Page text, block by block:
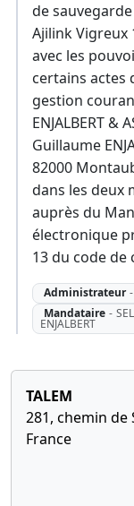
de
Ajilink Vigreux
avec les
certains actes
gestion
ENJALBERT &
Guillaume
82000
dans les deux
auprès du
électronique
13 du code de
Administrateur -
Mandataire -
ENJALBERT
TALEM
281, chemin de
France